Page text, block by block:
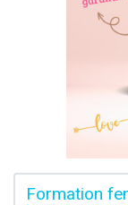
Formation